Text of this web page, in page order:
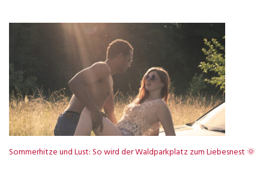
Sommerhitze und Lust: So wird der Waldparkplatz zum Liebesnest 🌞